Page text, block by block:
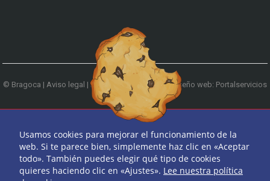
© Bragoca | Aviso legal | Política de privacidad|Diseño web: Portalservicios
| Teléfono: 979 744 522
Ir arriba
Usamos cookies para mejorar el funcionamiento de la
web. Si te parece bien, simplemente haz clic en «Aceptar
todo». También puedes elegir qué tipo de cookies
quieres haciendo clic en «Ajustes». Lee nuestra política